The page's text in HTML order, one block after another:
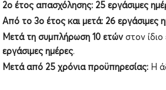
2ο έτος απασχόλησης: 25 εργάσιμες
Από το 3ο έτος και μετά: 26 εργάσιμες
Μετά τη συμπλήρωση 10 ετών στον
εργάσιμες ημέρες.
Μετά από 25 χρόνια προϋπηρεσίας: Η